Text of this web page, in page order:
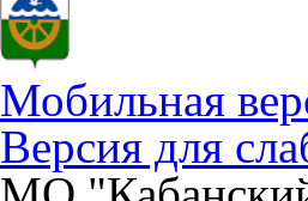
Мобильная
Версия для